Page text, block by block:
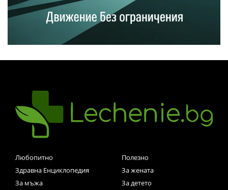
Любопитно
Полезно
Здравна Енциклопедия
За жената
За мъжа
За детето